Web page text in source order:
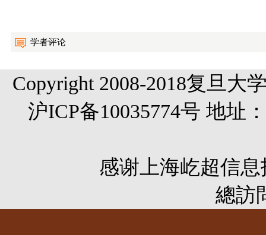
学者评论
Copyright 2008-2018复旦大
沪ICP备10035774号 地址
感谢 上海屹超信
總訪